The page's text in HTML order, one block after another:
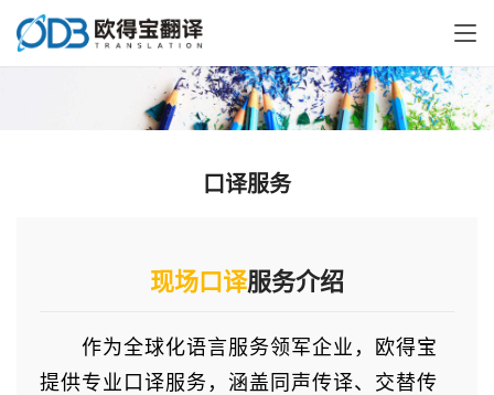
口译服务
现场口译服务介绍
作为全球化语言服务领军企业，欧得宝
提供专业口译服务，涵盖同声传译、交替传